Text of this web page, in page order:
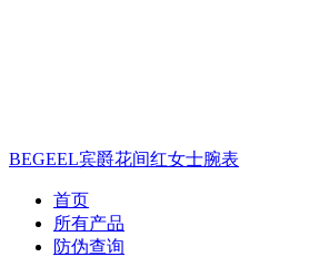
BEGEEL宾爵花间红女士腕表
首页
所有产品
防伪查询